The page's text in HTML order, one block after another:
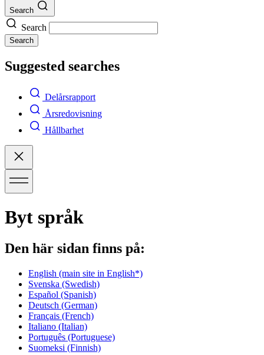
Search
Search
Search
Suggested searches
Delårsrapport
Årsredovisning
Hållbarhet
Byt språk
Den här sidan finns på:
English (main site in English*)
Svenska (Swedish)
Español (Spanish)
Deutsch (German)
Français (French)
Italiano (Italian)
Português (Portuguese)
Suomeksi (Finnish)